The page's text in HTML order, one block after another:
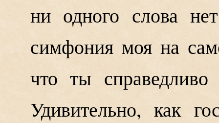
ни одного слова
симфония моя на
что ты
Удивительно, как